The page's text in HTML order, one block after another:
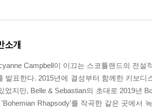
소개
Campbell이 이끄는 스코틀랜드의 전설
발표한다. 2015년에 결성부터 함께한 키보
었지만, Belle & Sebastian의 초대로 2019년
'Bohemian Rhapsody'를 작곡한 같은 곳에서